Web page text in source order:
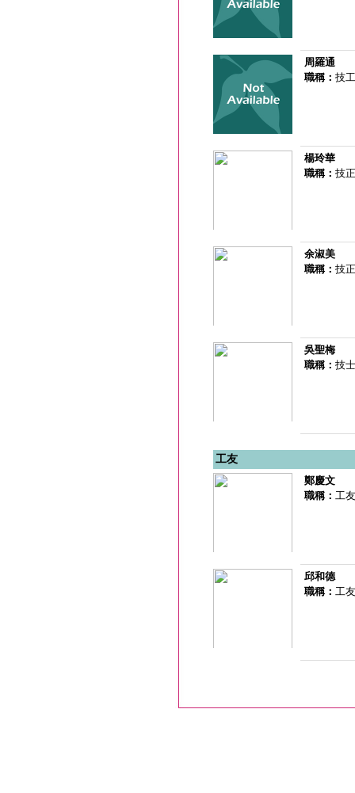
周羅通
職稱： 技工
楊玲華
職稱： 技正
余淑美
職稱： 技正
吳聖梅
職稱： 技士
工友
鄭慶文
職稱： 工友
邱和德
職稱： 工友